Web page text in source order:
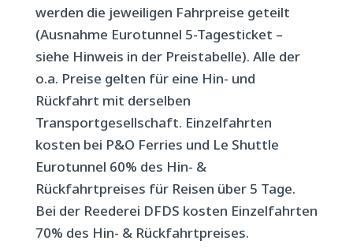
werden die jeweiligen Fahrpreise geteilt
(Ausnahme Eurotunnel 5-Tagesticket –
siehe Hinweis in der Preistabelle). Alle der
o.a. Preise gelten für eine Hin- und
Rückfahrt mit derselben
Transportgesellschaft. Einzelfahrten
kosten bei P&O Ferries und Le Shuttle
Eurotunnel 60% des Hin- &
Rückfahrtpreises für Reisen über 5 Tage.
Bei der Reederei DFDS kosten Einzelfahrten
70% des Hin- & Rückfahrtpreises.